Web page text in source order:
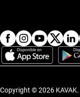
Copyright © 2026 KAVAK.